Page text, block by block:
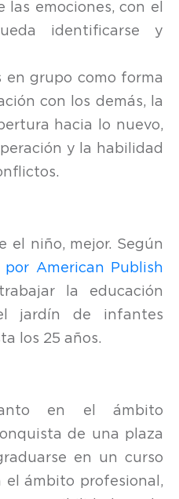
las emociones, con el
identificarse y
en grupo como forma
con los demás, la
hacia lo nuevo,
y la habilidad
el niño, mejor. Según
American Publish
la educación
jardín de infantes
los 25 años.
en el ámbito
de una plaza
en un curso
el ámbito profesional,